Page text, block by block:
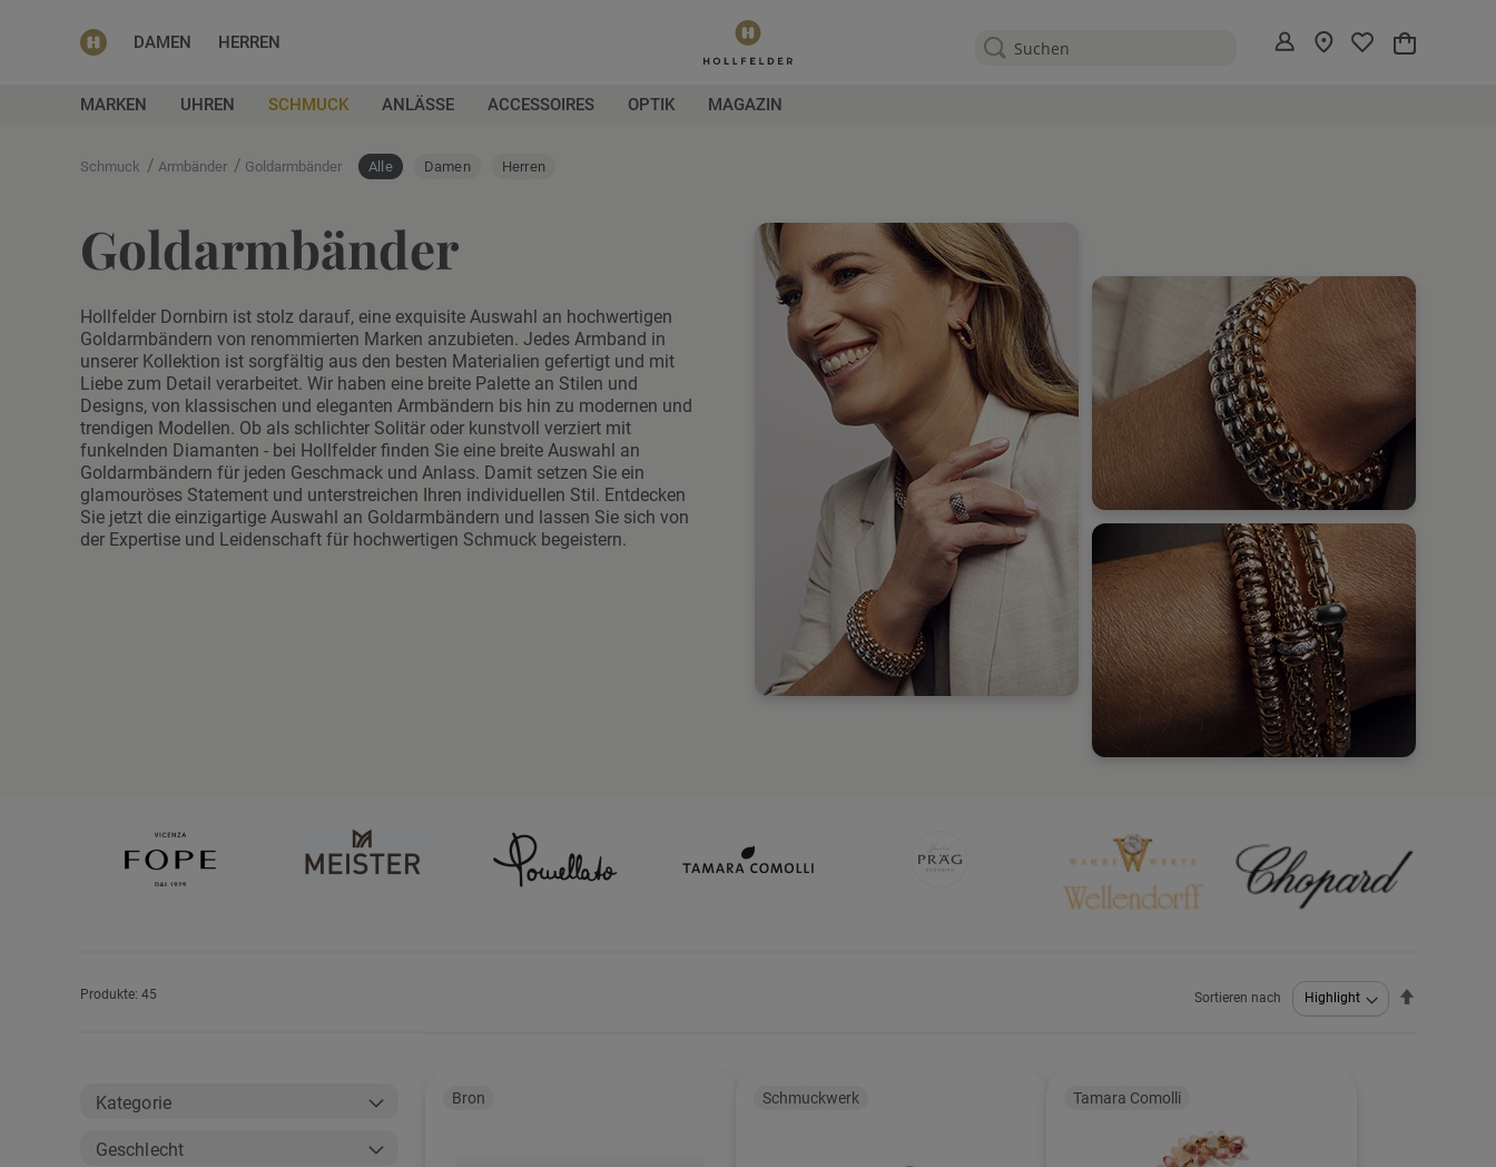
DAMEN HERREN Mein
MARKEN UHREN SCHMUCK ANLÄSSE ACCESSOIRES OPTIK MAGAZIN
Schmuck / Armbänder / Goldarmbänder Alle Damen Herren
Goldarmbänder
Hollfelder Dornbirn ist stolz darauf, eine exquisite Auswahl an hochwertigen
Goldarmbändern von renommierten Marken anzubieten. Jedes Armband in
unserer Kollektion ist sorgfältig aus den besten Materialien gefertigt und mit
Liebe zum Detail verarbeitet. Wir haben eine breite Palette an Stilen und
Designs, von klassischen und eleganten Armbändern bis hin zu modernen und
trendigen Modellen. Ob als schlichter Solitär oder kunstvoll verziert mit
funkelnden Diamanten - bei Hollfelder finden Sie eine breite Auswahl an
Goldarmbändern für jeden Geschmack und Anlass. Damit setzen Sie ein
glamouröses Statement und unterstreichen Ihren individuellen Stil. Entdecken
Sie jetzt die einzigartige Auswahl an Goldarmbändern und lassen Sie sich von
der Expertise und Leidenschaft für hochwertigen Schmuck begeistern.
Produkte: 45 Sortieren nach
Bron Schmuckwerk Tamara Comolli
Kategorie
Geschlecht